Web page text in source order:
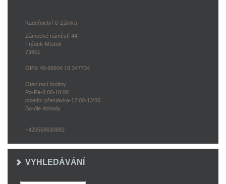
Kadeřnictví U Zámku
Zámecké náměstí 44
Frýdek-Místek
73801
GPS: 49.68604 18.347734
Otevírací hodiny
Po-Pá-8:00-18:00
polední přestávka-12:00-13:00
So-dle dohody
+420558630692
VYHLEDÁVÁNÍ